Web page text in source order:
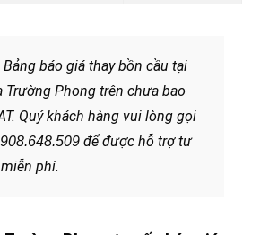
Bảng báo giá thay bồn cầu tại
Trường Phong trên chưa bao
Quý khách hàng vui lòng gọi
để được hỗ trợ tư
phí.